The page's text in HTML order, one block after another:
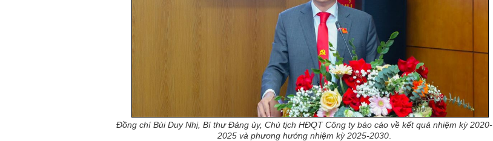
Đồng chí Bùi Duy Nhị, Bí thư Đảng ủy, Chủ tịch HĐQT Công ty báo cáo về kết quả nhiệm kỳ 2020-
2025 và phương hướng nhiệm kỳ 2025-2030.